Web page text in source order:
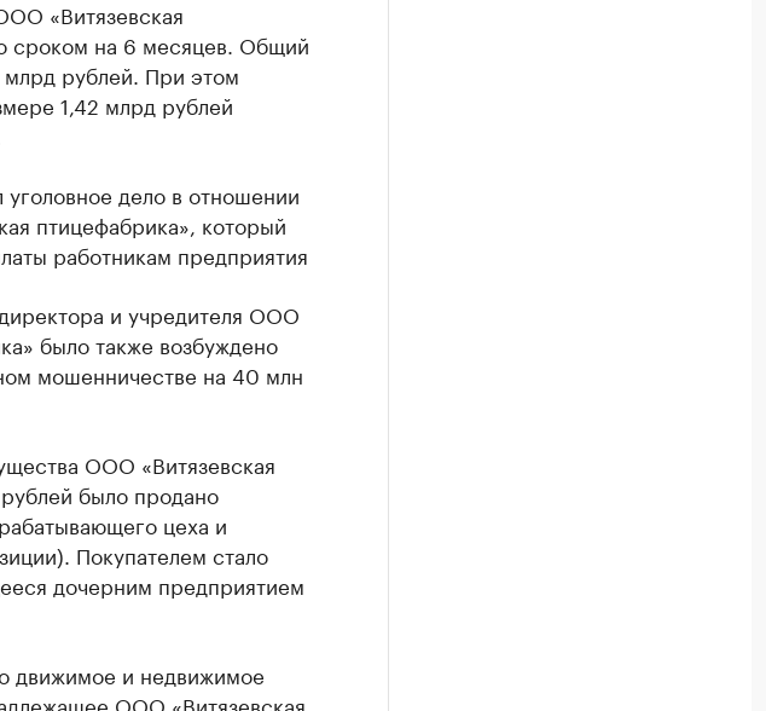
«Витязевская
сроком на 6 месяцев. Общий
млрд рублей. При этом
1,42 млрд рублей
дело в отношении
птицефабрика», который
работникам предприятия
и учредителя ООО
было также возбуждено
мошенничестве на 40 млн
ООО «Витязевская
было продано
цеха и
Покупателем стало
дочерним предприятием
движимое и недвижимое
ООО «Витязевская